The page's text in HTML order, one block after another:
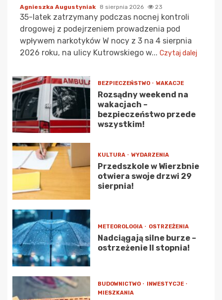
Agnieszka Augustyniak 8 sierpnia 2026 23
35-latek zatrzymany podczas nocnej kontroli
drogowej z podejrzeniem prowadzenia pod
wpływem narkotyków W nocy z 3 na 4 sierpnia
2026 roku, na ulicy Kutrowskiego w... Czytaj dalej
BEZPIECZEŃSTWO WAKACJE
Rozsądny weekend na
wakacjach –
bezpieczeństwo przede
wszystkim!
KULTURA WYDARZENIA
Przedszkole w Wierzbnie
otwiera swoje drzwi 29
sierpnia!
METEOROLOGIA OSTRZEŻENIA
Nadciągają silne burze –
ostrzeżenie II stopnia!
BUDOWNICTWO
INWESTYCJE
MIESZKANIA